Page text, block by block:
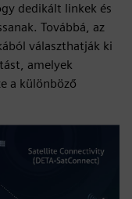
dedikált linkek és
Továbbá, az
választhatják ki
amelyek
a különböző